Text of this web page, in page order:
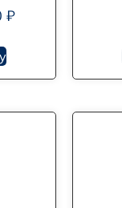
₽